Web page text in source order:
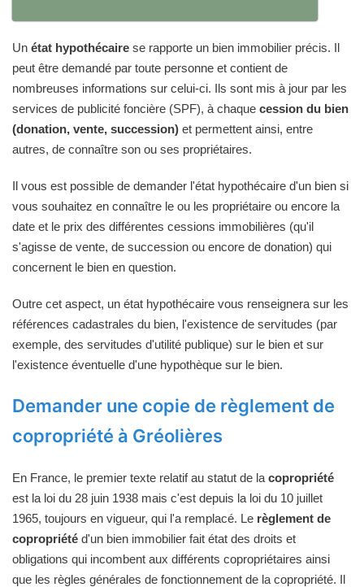
Un état hypothécaire se rapporte un bien immobilier précis. Il
peut être demandé par toute personne et contient de
nombreuses informations sur celui-ci. Ils sont mis à jour par les
services de publicité foncière (SPF), à chaque cession du bien
(donation, vente, succession) et permettent ainsi, entre
autres, de connaître son ou ses propriétaires.
Il vous est possible de demander l'état hypothécaire d'un bien si
vous souhaitez en connaître le ou les propriétaire ou encore la
date et le prix des différentes cessions immobilières (qu'il
s'agisse de vente, de succession ou encore de donation) qui
concernent le bien en question.
Outre cet aspect, un état hypothécaire vous renseignera sur les
références cadastrales du bien, l'existence de servitudes (par
exemple, des servitudes d'utilité publique) sur le bien et sur
l'existence éventuelle d'une hypothèque sur le bien.
Demander une copie de règlement de
copropriété à Gréolières
En France, le premier texte relatif au statut de la copropriété
est la loi du 28 juin 1938 mais c'est depuis la loi du 10 juillet
1965, toujours en vigueur, qui l'a remplacé. Le règlement de
copropriété d'un bien immobilier fait état des droits et
obligations qui incombent aux différents copropriétaires ainsi
que les règles générales de fonctionnement de la copropriété. Il